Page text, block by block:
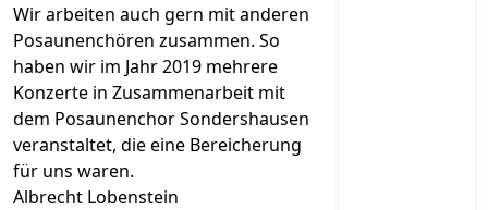
Wir arbeiten auch gern mit anderen
Posaunenchören zusammen. So
haben wir im Jahr 2019 mehrere
Konzerte in Zusammenarbeit mit
dem Posaunenchor Sondershausen
veranstaltet, die eine Bereicherung
für uns waren.
Albrecht Lobenstein